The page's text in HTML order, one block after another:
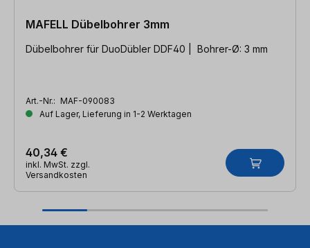
MAFELL Dübelbohrer 3mm
Dübelbohrer für DuoDübler DDF40 | Bohrer-Ø: 3 mm
Art.-Nr.: MAF-090083
Auf Lager, Lieferung in 1-2 Werktagen
40,34 €
inkl. MwSt. zzgl.
Versandkosten